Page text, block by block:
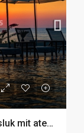
Luxuswohnungen in Bodrum Gumusluk mit atemberaubendem Meerblick, zum Verkauf